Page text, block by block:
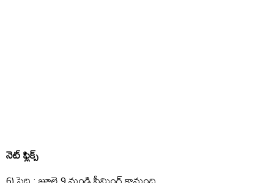
నెట్ ఫ్లిక్స్